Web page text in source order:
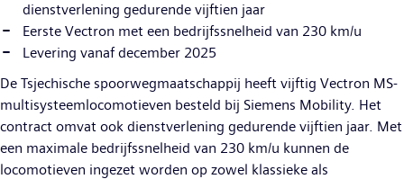
dienstverlening gedurende vijftien jaar
Eerste Vectron met een bedrijfssnelheid van 230 km/u
Levering vanaf december 2025
De Tsjechische spoorwegmaatschappij heeft vijftig Vectron MS-
multisysteemlocomotieven besteld bij Siemens Mobility. Het
contract omvat ook dienstverlening gedurende vijftien jaar. Met
een maximale bedrijfssnelheid van 230 km/u kunnen de
locomotieven ingezet worden op zowel klassieke als